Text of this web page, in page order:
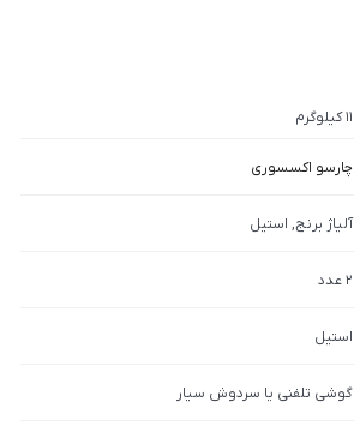
11 کیلوگرم
چارسو اکسسوری
آلیاژ برنج, استیل
2 عدد
استیل
گوشی تلفنی یا سردوش سیار